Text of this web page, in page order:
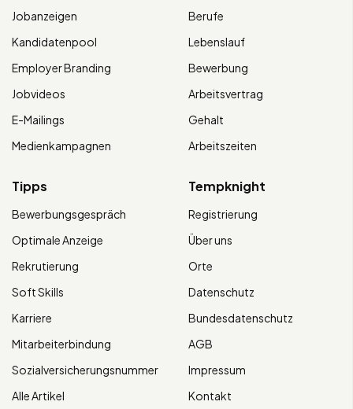
Jobanzeigen
Kandidatenpool
Employer Branding
Jobvideos
E-Mailings
Medienkampagnen
Berufe
Lebenslauf
Bewerbung
Arbeitsvertrag
Gehalt
Arbeitszeiten
Tipps
Bewerbungsgespräch
Optimale Anzeige
Rekrutierung
Soft Skills
Karriere
Mitarbeiterbindung
Sozialversicherungsnummer
Alle Artikel
Tempknight
Registrierung
Über uns
Orte
Datenschutz
Bundesdatenschutz
AGB
Impressum
Kontakt